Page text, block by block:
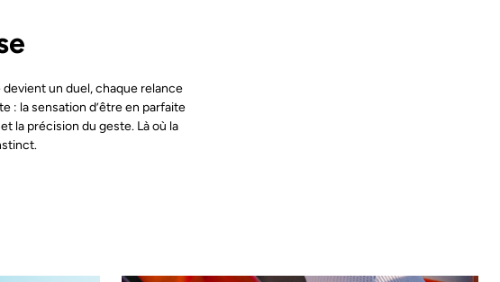
un duel, chaque relance
: la sensation d’être en parfaite
la précision du geste. Là où la